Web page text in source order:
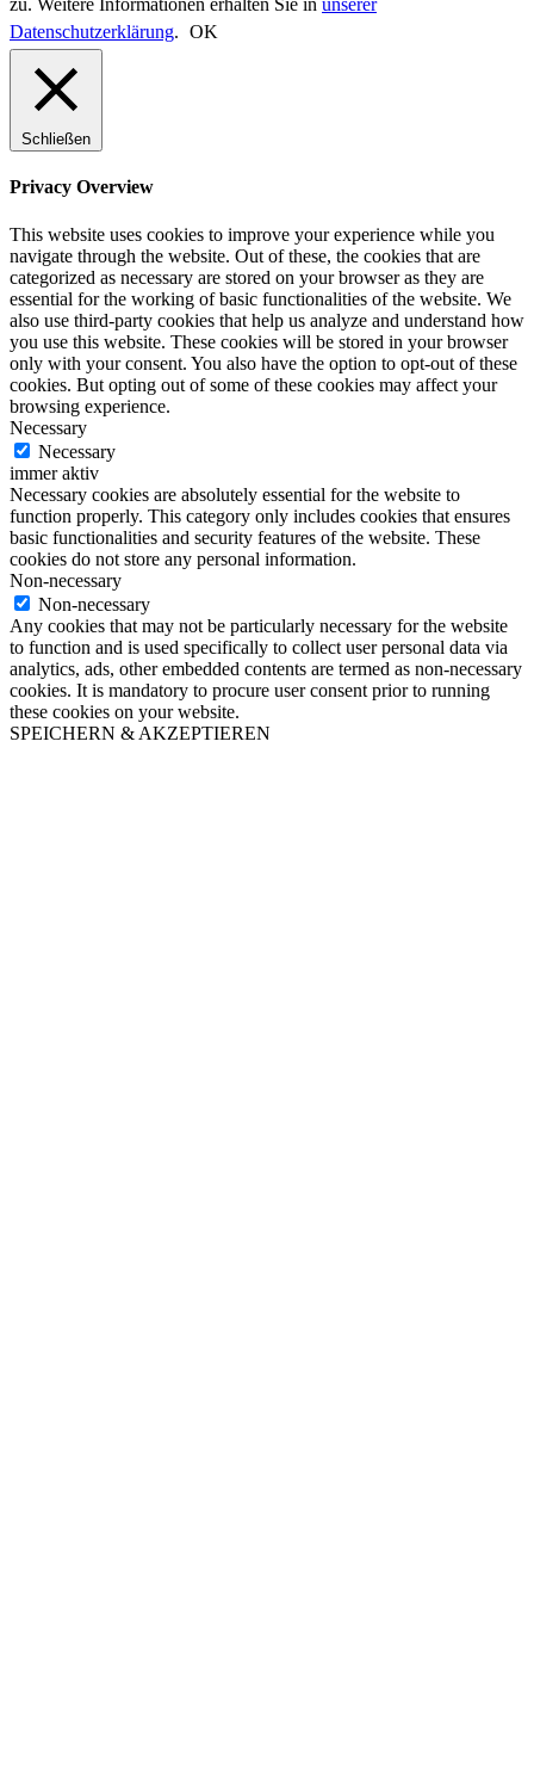
zu. Weitere Informationen erhalten Sie in unserer
Datenschutzerklärung. OK
Schließen
Privacy Overview
This website uses cookies to improve your experience while you
navigate through the website. Out of these, the cookies that are
categorized as necessary are stored on your browser as they are
essential for the working of basic functionalities of the website. We
also use third-party cookies that help us analyze and understand how
you use this website. These cookies will be stored in your browser
only with your consent. You also have the option to opt-out of these
cookies. But opting out of some of these cookies may affect your
browsing experience.
Necessary
Necessary
immer aktiv
Necessary cookies are absolutely essential for the website to
function properly. This category only includes cookies that ensures
basic functionalities and security features of the website. These
cookies do not store any personal information.
Non-necessary
Non-necessary
Any cookies that may not be particularly necessary for the website
to function and is used specifically to collect user personal data via
analytics, ads, other embedded contents are termed as non-necessary
cookies. It is mandatory to procure user consent prior to running
these cookies on your website.
SPEICHERN & AKZEPTIEREN